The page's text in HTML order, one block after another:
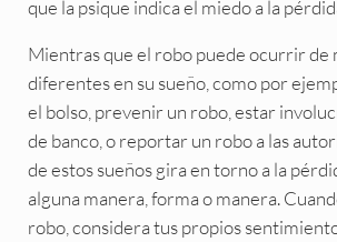
que la psique indica el miedo a la
Mientras que el robo puede ocurrir de
diferentes en su sueño, como por
el bolso, prevenir un robo, estar
de banco, o reportar un robo a las
de estos sueños gira en torno a la
alguna manera, forma o manera.
robo, considera tus propios